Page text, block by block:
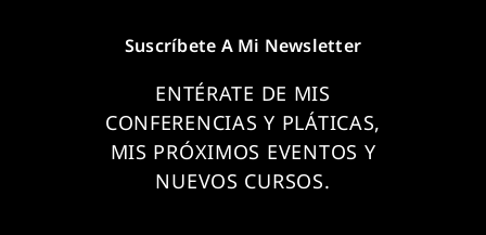
Suscríbete A Mi Newsletter
ENTÉRATE DE MIS
CONFERENCIAS Y PLÁTICAS,
MIS PRÓXIMOS EVENTOS Y
NUEVOS CURSOS.